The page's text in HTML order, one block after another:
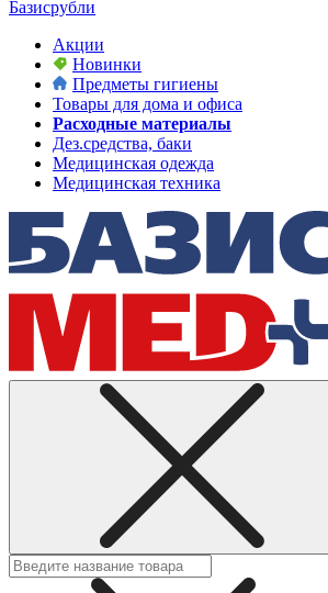
Базисрубли
Акции
Новинки
Предметы гигиены
Товары для дома и офиса
Расходные материалы
Дез.средства, баки
Медицинская одежда
Медицинская техника